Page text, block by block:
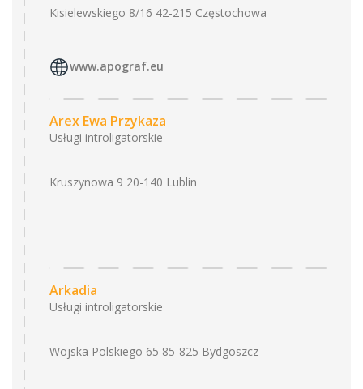
Kisielewskiego 8/16 42-215 Częstochowa
www.apograf.eu
Arex Ewa Przykaza
Usługi introligatorskie
Kruszynowa 9 20-140 Lublin
Arkadia
Usługi introligatorskie
Wojska Polskiego 65 85-825 Bydgoszcz